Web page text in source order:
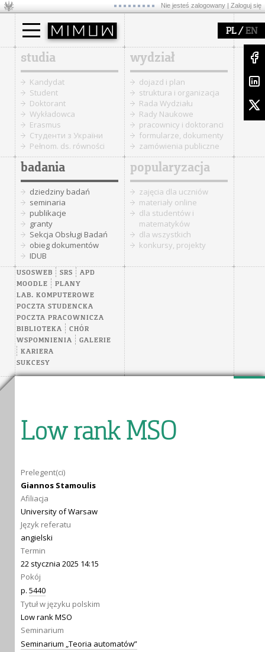
Nie jesteś zalogowany | Zaloguj się
PL/ EN
studia
Kandydat
Student
Doktorant
Wykładowca
Erasmus
Cтуденти з України
Pełnom. ds. równości
wydział
dojazd i plan
struktura i organizacja
Rada Wydziału
Rady Naukowe
pracownicy i doktoranci
formularze, dokumenty
zamówienia publiczne
badania
dziedziny badań
seminaria
publikacje
granty
Sekcja Obsługi Badań
obieg dokumentów
IDUB
popularyzacja
zajęcia dla uczniów
materiały online
dla studentów i
matematyków
dla wszystkich
konkursy, projekty
USOSWEB SRS
APD
MOODLE
PLANY
LAB. KOMPUTEROWE
POCZTA STUDENCKA
POCZTA PRACOWNICZA
BIBLIOTEKA
CHÓR
WSPOMNIENIA
GALERIE
KARIERA
SUKCESY
Low rank MSO
Prelegent(ci)
Giannos Stamoulis
Afiliacja
University of Warsaw
Język referatu
angielski
Termin
22 stycznia 2025 14:15
Pokój
p. 5440
Tytuł w języku polskim
Low rank MSO
Seminarium
Seminarium „Teoria automatów”